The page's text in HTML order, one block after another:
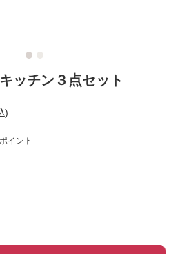
ッチン３点セット
)
イント